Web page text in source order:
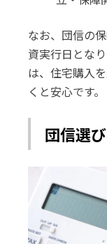
なお、団信の
資実行日とな
は、住宅購入
くと安心です。
団信選